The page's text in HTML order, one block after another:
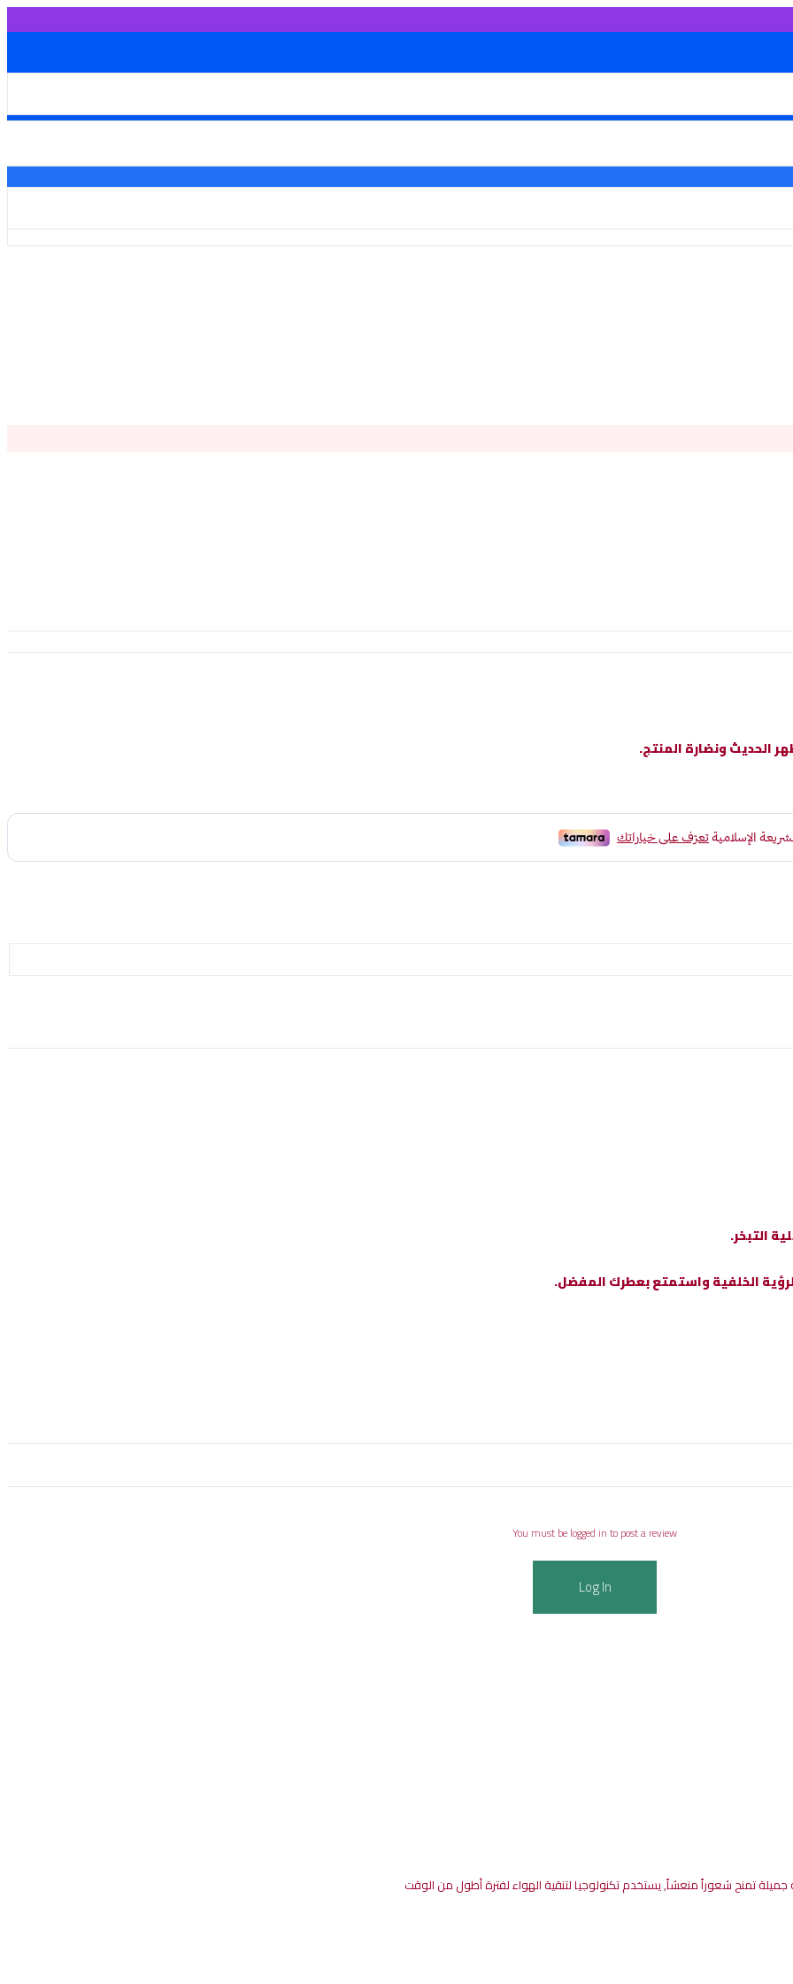
الحديث ونضارة المنتج.
التبخر.
الخلفية واستمتع بعطرك المفضل.
You must be logged in to post a review
Log In
جميلةتمنح شعوراًمنعشاً,يستخدمتكنولوجيالتنقية الهواءلفترةأطول من الوقت